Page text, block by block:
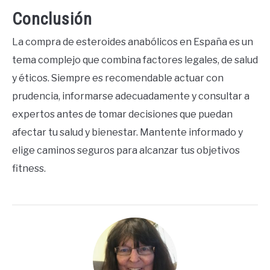
Conclusión
La compra de esteroides anabólicos en España es un
tema complejo que combina factores legales, de salud
y éticos. Siempre es recomendable actuar con
prudencia, informarse adecuadamente y consultar a
expertos antes de tomar decisiones que puedan
afectar tu salud y bienestar. Mantente informado y
elige caminos seguros para alcanzar tus objetivos
fitness.